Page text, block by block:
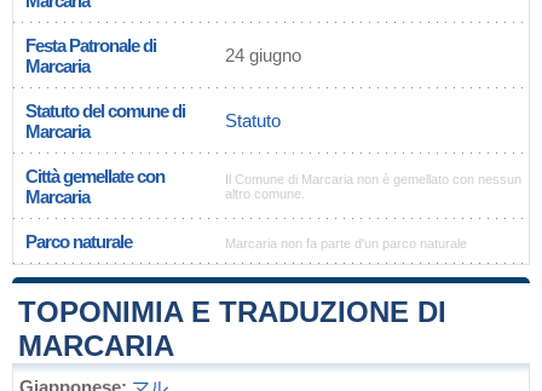
Festa Patronale di
Marcaria
24 giugno
Statuto del comune di
Marcaria
Statuto
Città gemellate con
Marcaria
Il Comune di Marcaria non è gemellato con nessun
altro comune.
Parco naturale Marcaria non fa parte d'un parco naturale
TOPONIMIA E TRADUZIONE DI
MARCARIA
Giapponese: マル